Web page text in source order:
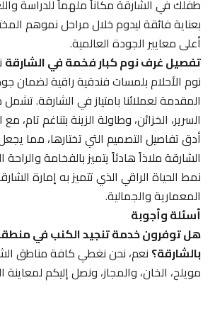
طفلك في الشارقة مكاناً ملهماً للدراسة
بعناية فائقة ليدوم خلال مراحل نموهم
أعلى معايير الجودة العالمية.
تفصيل غرف نوم كبار فخمة في الشارقة
نوم الأحلام بلمسات فندقية راقية لضمان
المقدمة لعملائنا بامتياز في الشارقة. تشمل
السرير، الخزائن، وطاولة الزينة بتناغم تام، مع
أدق تفاصيل التصميم التي تختارها، مما يجعل
الشارقة ملاذاً هادئاً يتميز بالفخامة والراحة
نمط الحياة الراقي الذي تتميز به إمارة
المعمارية والجمالية.
أسئلة وأجوبة
هل توفرون خدمة تنجيد الكنب في منطقة
بالشارقة؟نعم، نحن نغطي كافة مناطق
مويلح، الخان، والمجاز، ونصل إليكم لمعاينة